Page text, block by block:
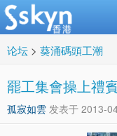
论坛 > 葵涌碼頭工潮
罷工集會操上禮
孤寂如雲 发表于 2013-